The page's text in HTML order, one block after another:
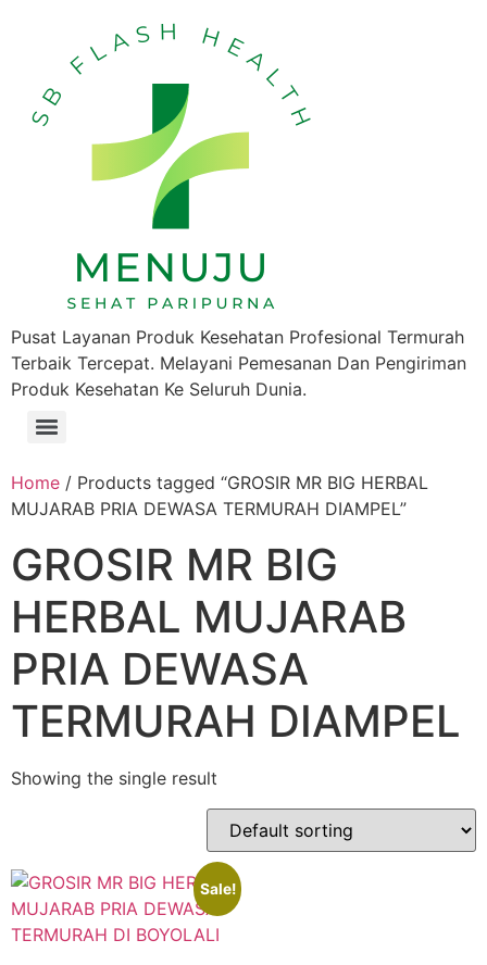
Pusat Layanan Produk Kesehatan Profesional Termurah
Terbaik Tercepat. Melayani Pemesanan Dan Pengiriman
Produk Kesehatan Ke Seluruh Dunia.
Home / Products tagged “GROSIR MR BIG HERBAL
MUJARAB PRIA DEWASA TERMURAH DIAMPEL”
GROSIR MR BIG
HERBAL MUJARAB
PRIA DEWASA
TERMURAH DIAMPEL
Showing the single result
Sale!